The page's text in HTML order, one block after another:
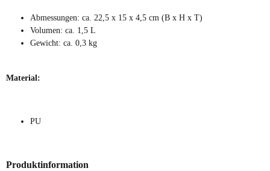
Abmessungen: ca. 22,5 x 15 x 4,5 cm (B x H x T)
Volumen: ca. 1,5 L
Gewicht: ca. 0,3 kg
Material:
PU
Produktinformation